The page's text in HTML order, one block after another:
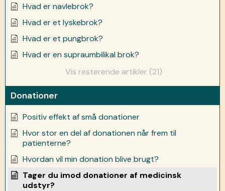
Hvad er navlebrok?
Hvad er et lyskebrok?
Hvad er et pungbrok?
Hvad er en supraumbilikal brok?
Vis resterende artikler (21)
Donationer
Positiv effekt af små donationer
Hvor stor en del af donationen når frem til
patienterne?
Hvordan vil min donation blive brugt?
Tager du imod donationer af medicinsk
udstyr?